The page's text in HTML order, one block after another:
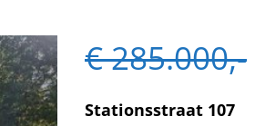
€ 285.000,-
Stationsstraat 107